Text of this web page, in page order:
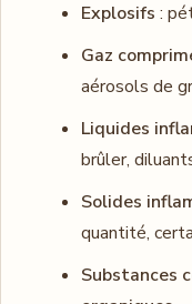
Explosifs :
Gaz
aérosols de
Liquides
brûler,
Solides
quantité,
Substances